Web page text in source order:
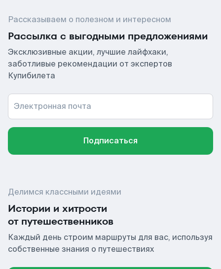
Рассказываем о полезном и интересном
Рассылка с выгодными предложениями
Эксклюзивные акции, лучшие лайфхаки,
заботливые рекомендации от экспертов
Купибилета
Электронная почта
Подписаться
Делимся классными идеями
Истории и хитрости
от путешественников
Каждый день строим маршруты для вас, используя
собственные знания о путешествиях